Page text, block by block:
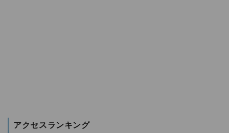
アクセスランキング